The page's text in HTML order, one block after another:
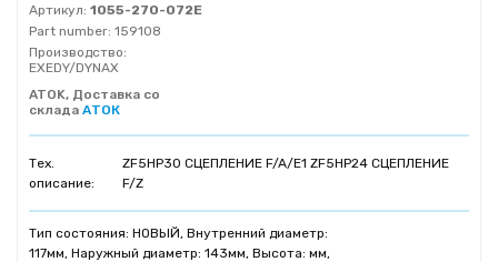
Артикул: 1055-270-072E
Part number: 159108
Производство:
EXEDY/DYNAX
ATOK, Доставка со
склада АТОК
Тех.
описание:
ZF5HP30 СЦЕПЛЕНИЕ F/A/E1 ZF5HP24 СЦЕПЛЕНИЕ
F/Z
Тип состояния: НОВЫЙ, Внутренний диаметр:
117мм, Наружный диаметр: 143мм, Высота: мм,